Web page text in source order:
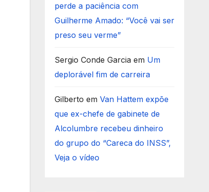
perde a paciência com
Guilherme Amado: “Você vai ser
preso seu verme”
Sergio Conde Garciaem Um
deplorável fim de carreira
Gilberto em Van Hattem expõe
que ex-chefe de gabinete de
Alcolumbre recebeu dinheiro
do grupo do “Careca do INSS”,
Veja o vídeo